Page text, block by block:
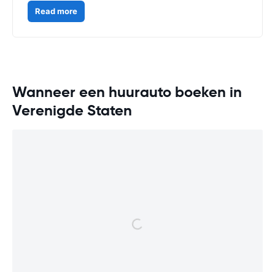
Read more
Wanneer een huurauto boeken in
Verenigde Staten